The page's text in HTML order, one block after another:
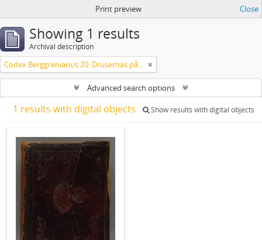
Print preview Close
Showing 1 results
Archival description
Codex Berggrenianus 20: Drusernas på Libanon heliga bok
Advanced search options
1 results with digital objects Show results with digital objects